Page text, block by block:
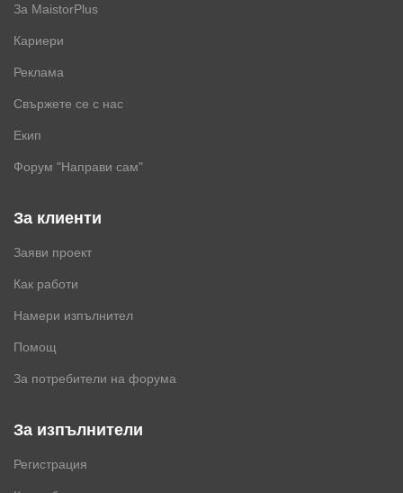
За MaistorPlus
Кариери
Реклама
Свържете се с нас
Екип
Форум "Направи сам"
За клиенти
Заяви проект
Как работи
Намери изпълнител
Помощ
За потребители на форума
За изпълнители
Регистрация